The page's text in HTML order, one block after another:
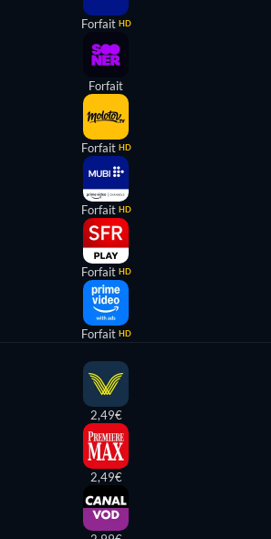
Forfait HD
Forfait
Forfait HD
Forfait HD
Forfait HD
Forfait HD
2,49€
2,49€